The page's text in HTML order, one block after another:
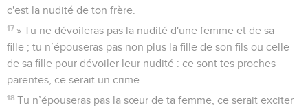
c'est la nudité de ton frère.
17 » Tu ne dévoileras pas la nudité d'une femme et de sa
fille ; tu n’épouseras pas non plus la fille de son fils ou celle
de sa fille pour dévoiler leur nudité : ce sont tes proches
parentes, ce serait un crime.
18 Tu n’épouseras pas la sœur de ta femme, ce serait exciter